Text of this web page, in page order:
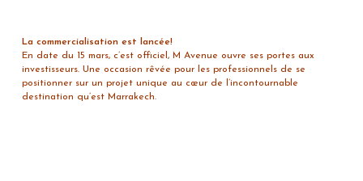
La commercialisation est lancée!
En date du 15 mars, c’est officiel, M Avenue ouvre ses portes aux
investisseurs. Une occasion rêvée pour les professionnels de se
positionner sur un projet unique au cœur de l’incontournable
destination qu’est Marrakech.